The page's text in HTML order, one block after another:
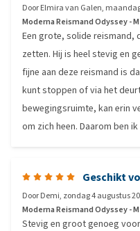
DoorElmira van Galen,
Moderna Reismand Odyssey - M
Een grote, solide reismand,
zetten. Hij is heel stevig en
fijne aan deze reismand is
kunt stoppen of via het
bewegingsruimte, kan erin
om zich heen. Daarom ben
Geschikt
DoorDemi, zondag 4 augustus
Moderna Reismand Odyssey - M
Stevig en groot genoeg